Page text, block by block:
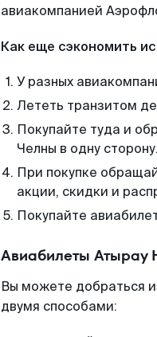
авиакомпанией
Как еще сэкономить
У разных
Лететь транзитом
Покупайте туда и
Челны в одну сторону.
При покупке
акции, скидки и
Покупайте
Авиабилеты Атырау
Вы можете добраться
двумя способами: